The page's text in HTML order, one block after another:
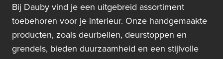
Bij Dauby vind je een uitgebreid assortiment
toebehoren voor je interieur. Onze handgemaakte
producten, zoals deurbellen, deurstoppen en
grendels, bieden duurzaamheid en een stijlvolle